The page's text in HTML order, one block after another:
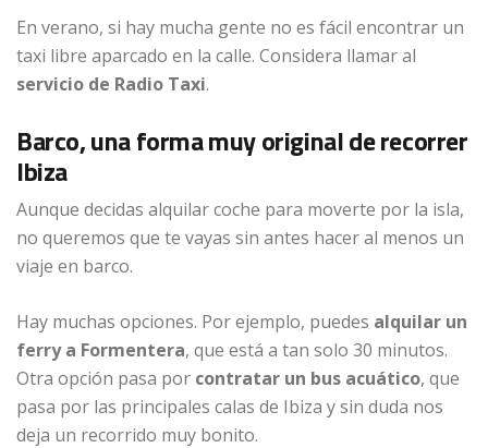
En verano, si hay mucha gente no es fácil encontrar un
taxi libre aparcado en la calle. Considera llamar al
servicio de Radio Taxi.
Barco, una forma muy original de recorrer
Ibiza
Aunque decidas alquilar coche para moverte por la isla,
no queremos que te vayas sin antes hacer al menos un
viaje en barco.
Hay muchas opciones. Por ejemplo, puedes alquilar un
ferry a Formentera, que está a tan solo 30 minutos.
Otra opción pasa por contratar un bus acuático, que
pasa por las principales calas de Ibiza y sin duda nos
deja un recorrido muy bonito.